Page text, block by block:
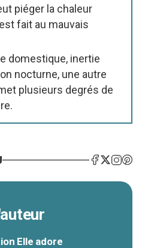
piéger la chaleur
fait au mauvais
domestique, inertie
nocturne, une autre
plusieurs degrés de
Elle adore